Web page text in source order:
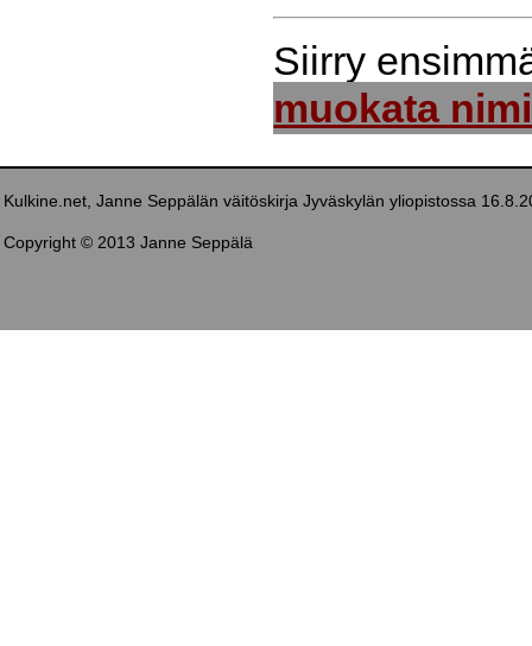
Siirry
muokata
Kulkine.net, Janne Seppälän väitöskirja Jyväskylän yliopistossa
Copyright © 2013 Janne Seppälä